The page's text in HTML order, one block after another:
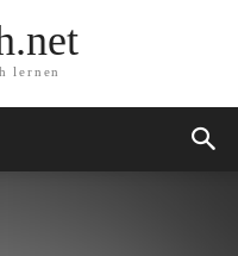
lernen